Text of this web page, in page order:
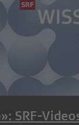
SRF-